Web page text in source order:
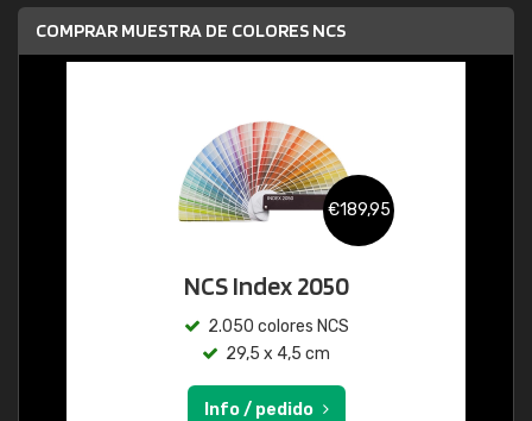
COMPRAR MUESTRA DE COLORES NCS
€189,95
NCS Index 2050
2.050 colores NCS
29,5 x 4,5 cm
Info / pedido